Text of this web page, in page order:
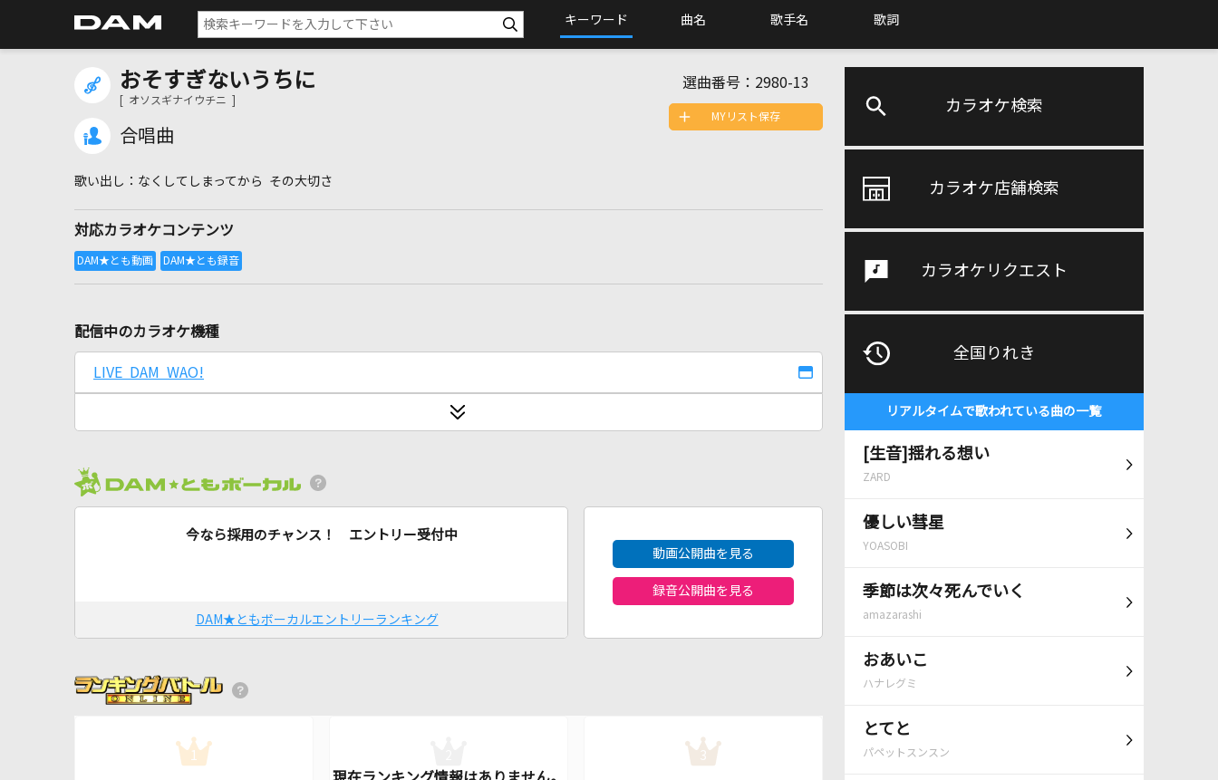
キーワード 曲名 歌手名 歌詞
カラオケ検索
カラオケ店舗検索
カラオケリクエスト
全国りれき
リアルタイムで歌われている曲の一覧
[生音]揺れる想い
ZARD
優しい彗星
YOASOBI
季節は次々死んでいく
amazarashi
おあいこ
ハナレグミ
とてと
パペットスンスン
おそすぎないうちに
[ オソスギナイウチニ ]
合唱曲
選曲番号： 2980-13
なくしてしまってから その大切さ
対応カラオケコンテンツ
MYリスト保存
配信中のカラオケ機種
LIVE DAM WAO!
今なら採用のチャンス！ エントリー受付中
DAM★ともボーカルエントリーランキング
動画公開曲を見る
録音公開曲を見る
1 3